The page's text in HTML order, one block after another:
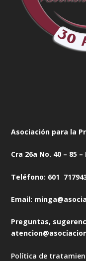
Asociación para la
Cra 26a No. 40 – 85
Teléfono: 601
Email:
Preguntas,
Política de